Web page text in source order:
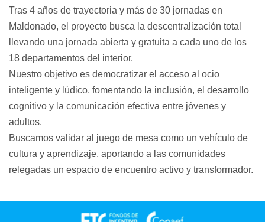
Tras 4 años de trayectoria y más de 30 jornadas en
Maldonado, el proyecto busca la descentralización total
llevando una jornada abierta y gratuita a cada uno de los
18 departamentos del interior.
Nuestro objetivo es democratizar el acceso al ocio
inteligente y lúdico, fomentando la inclusión, el desarrollo
cognitivo y la comunicación efectiva entre jóvenes y
adultos.
Buscamos validar al juego de mesa como un vehículo de
cultura y aprendizaje, aportando a las comunidades
relegadas un espacio de encuentro activo y transformador.